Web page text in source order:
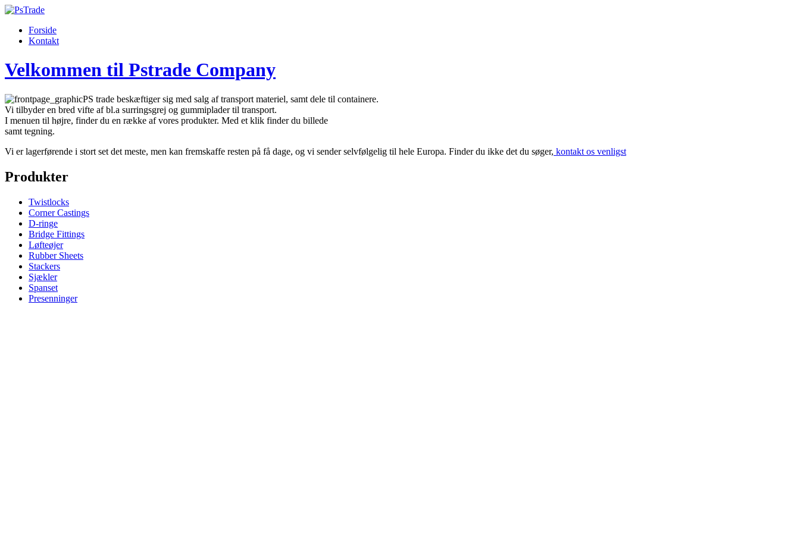
Forside
Kontakt
Velkommen til Pstrade Company
PS trade beskæftiger sig med salg af transport materiel, samt dele til containere.
Vi tilbyder en bred vifte af bl.a surringsgrej og gummiplader til transport.
I menuen til højre, finder du en række af vores produkter. Med et klik finder du billede
samt tegning.
Vi er lagerførende i stort set det meste, men kan fremskaffe resten på få dage, og vi sender selvfølgelig til hele Europa. Finder du ikke det du søger, kontakt os venligst
Produkter
Twistlocks
Corner Castings
D-ringe
Bridge Fittings
Løfteøjer
Rubber Sheets
Stackers
Sjækler
Spanset
Presenninger